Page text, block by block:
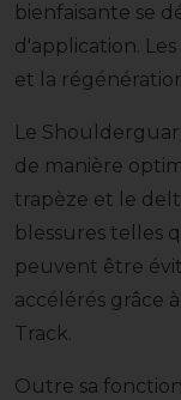
bienfaisante se
d'application.
et la
Le
de manière
trapèze et le
blessures telles
peuvent être
accélérés grâce
Track.
Outre sa